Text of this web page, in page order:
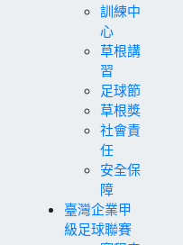
訓練中
心
草根講
習
足球節
草根獎
社會責
任
安全保
障
臺灣企業甲
級足球聯賽